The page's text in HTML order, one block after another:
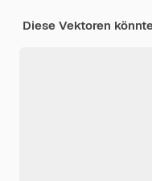
Diese Vektoren